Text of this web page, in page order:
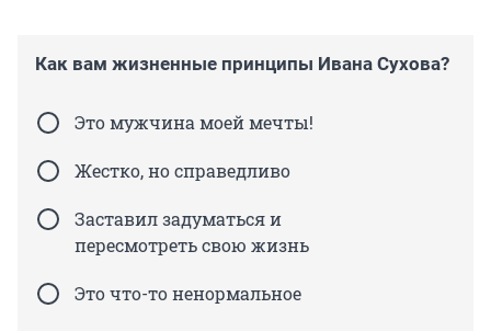
Как вам жизненные принципы Ивана Сухова?
Это мужчина моей мечты!
Жестко, но справедливо
Заставил задуматься и
пересмотреть свою жизнь
Это что-то ненормальное